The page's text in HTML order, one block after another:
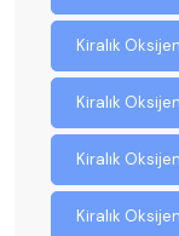
Kiralık
Kiralık
Kiralık
Kiralık